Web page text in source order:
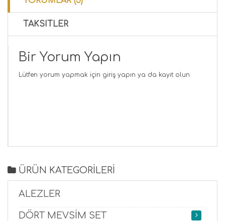
TAKSITLER
Bir Yorum Yapın
Lütfen yorum yapmak için giriş yapın ya da kayıt olun
ÜRÜN KATEGORİLERİ
ALEZLER
DÖRT MEVSİM SET